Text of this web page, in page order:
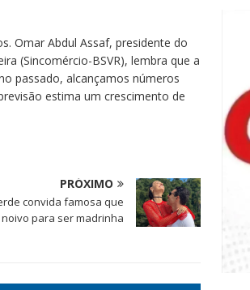
Omar Abdul Assaf, presidente do
(Sincomércio-BSVR), lembra que a
passado, alcançamos números
estima um crescimento de
PRÓXIMO
convida famosa que
noivo para ser madrinha
STJ